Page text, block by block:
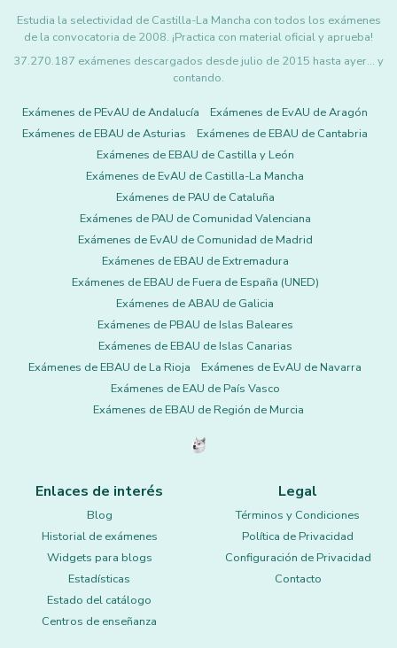
Estudia la selectividad de Castilla-La Mancha con todos los exámenes
de la convocatoria de 2008. ¡Practica con material oficial y aprueba!
37.270.187 exámenes descargados desde julio de 2015 hasta ayer... y
contando.
Exámenes de PEvAU de Andalucía
Exámenes de EvAU de Aragón
Exámenes de EBAU de Asturias
Exámenes de EBAU de Cantabria
Exámenes de EBAU de Castilla y León
Exámenes de EvAU de Castilla-La Mancha
Exámenes de PAU de Cataluña
Exámenes de PAU de Comunidad Valenciana
Exámenes de EvAU de Comunidad de Madrid
Exámenes de EBAU de Extremadura
Exámenes de EBAU de Fuera de España (UNED)
Exámenes de ABAU de Galicia
Exámenes de PBAU de Islas Baleares
Exámenes de EBAU de Islas Canarias
Exámenes de EBAU de La Rioja
Exámenes de EvAU de Navarra
Exámenes de EAU de País Vasco
Exámenes de EBAU de Región de Murcia
Enlaces de interés
Blog
Historial de exámenes
Widgets para blogs
Estadísticas
Estado del catálogo
Centros de enseñanza
Legal
Términos y Condiciones
Política de Privacidad
Configuración de Privacidad
Contacto